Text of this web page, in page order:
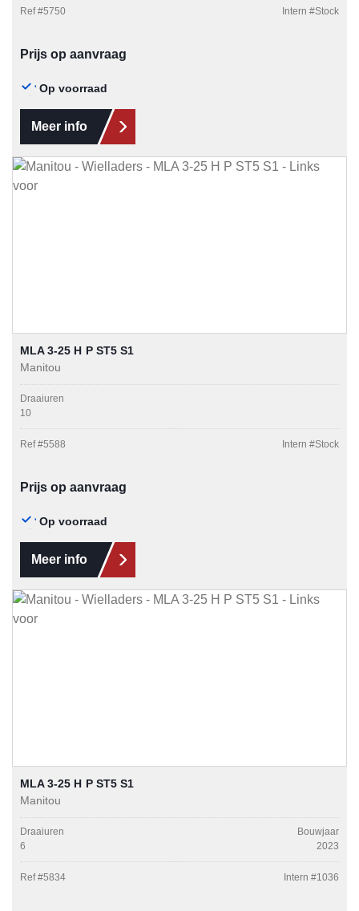
Ref #5750 Intern #Stock
Prijs op aanvraag
Op voorraad
Meer info
MLA 3-25 H P ST5 S1
Manitou
Draaiuren
10
Ref #5588 Intern #Stock
Prijs op aanvraag
Op voorraad
Meer info
MLA 3-25 H P ST5 S1
Manitou
Draaiuren
6
Bouwjaar
2023
Ref #5834 Intern #1036